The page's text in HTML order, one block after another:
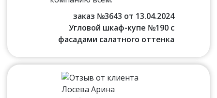
заказ №3643 от 13.04.2024
Угловой шкаф-купе №190 с
фасадами салатного оттенка